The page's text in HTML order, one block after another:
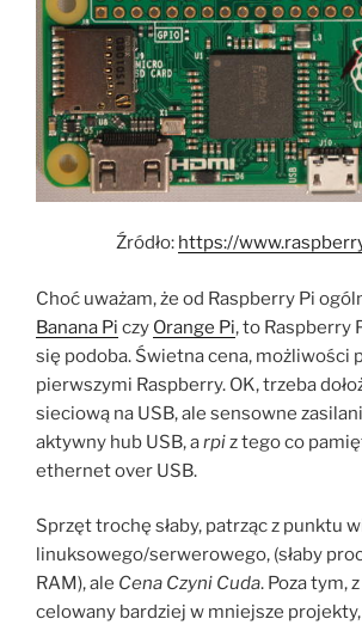
Źródło: https://
Choć uważam, że od Raspberry Pi
Banana Pi czy Orange Pi, to Raspberry
się podoba. Świetna cena, możliwości
pierwszymi Raspberry. OK, trzeba
sieciową na USB, ale sensowne
aktywny hub USB, arpiz tego co
ethernet over USB.
Sprzęt trochę słaby, patrząc z punktu
linuksowego/serwerowego, (słaby
RAM), ale Cena Czyni Cuda. Poza tym,
celowany bardziej w mniejsze